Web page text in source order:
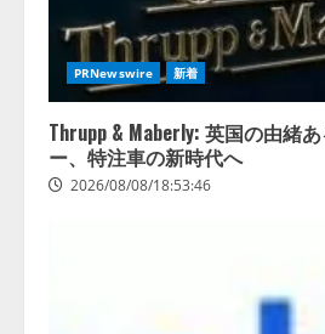
PRNewswire 新着
Thrupp & Maberly: 英国の由緒
ー、特注車の新時代へ
2026/08/08/18:53:46